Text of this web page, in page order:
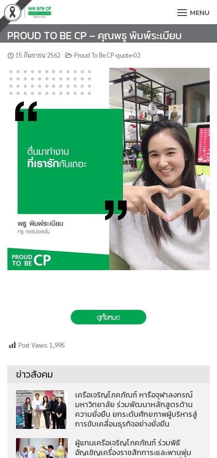
Skip
to
content
MENU
PROUD TO BE CP – คุณพธู พิมพ์ระเบียบ
15 กันยายน 2562 Proud To Be CP-quote-02
Post Views: 1,995
ข่าวสังคม
เครือเจริญโภคภัณฑ์ หารือจุฬาลงกรณ์
มหาวิทยาลัย ร่วมพัฒนาหลักสูตรด้าน
ความยั่งยืน ยกระดับศักยภาพผู้บริหารสู่
การขับเคลื่อนธุรกิจอย่างยั่งยืน
ผู้แทนเครือเจริญโภคภัณฑ์ ร่วมพิธี
อัญเชิญเครื่องราชสักการะและพานพุ่ม